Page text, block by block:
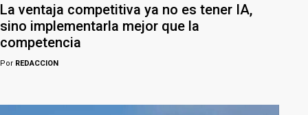
La ventaja competitiva ya no es tener IA,
sino implementarla mejor que la
competencia
Por REDACCION